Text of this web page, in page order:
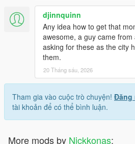
djinnquinn
Any idea how to get that
awesome, a guy came
asking for these as the city
them.
20 Tháng sáu, 2026
Tham gia vào cuộc trò chuyện! Đăng
tài khoản để có thể bình luận.
More mods by Nickkonas: